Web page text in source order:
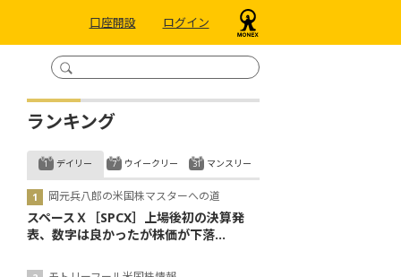
口座開設 ログイン
ランキング
デイリー
岡元兵八郎の米国株マスターへの道
スペースＸ［SPCX］上場後初の決算発
表、数字は良かったが株価が下落...
ウイークリー マンスリー